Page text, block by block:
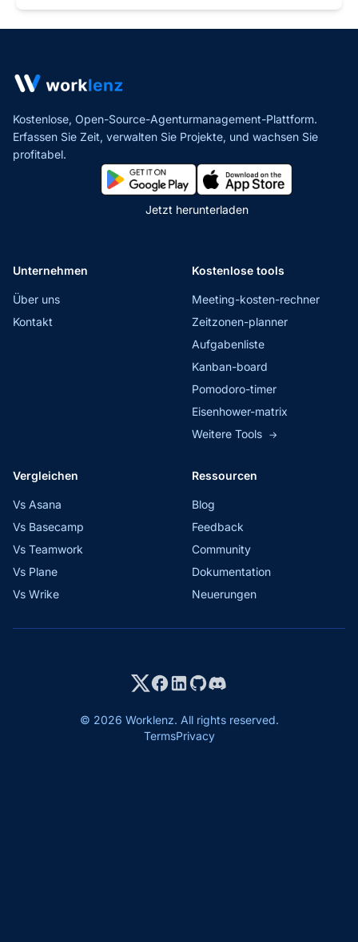
Kostenlose, Open-Source-Agenturmanagement-Plattform.
Erfassen Sie Zeit, verwalten Sie Projekte, und wachsen Sie
profitabel.
Jetzt herunterladen
Unternehmen
Über uns
Kontakt
Kostenlose tools
Meeting-kosten-rechner
Zeitzonen-planner
Aufgabenliste
Kanban-board
Pomodoro-timer
Eisenhower-matrix
Weitere Tools →
Vergleichen
Vs Asana
Vs Basecamp
Vs Teamwork
Vs Plane
Vs Wrike
Ressourcen
Blog
Feedback
Community
Dokumentation
Neuerungen
© 2026 Worklenz. All rights reserved.
TermsPrivacy